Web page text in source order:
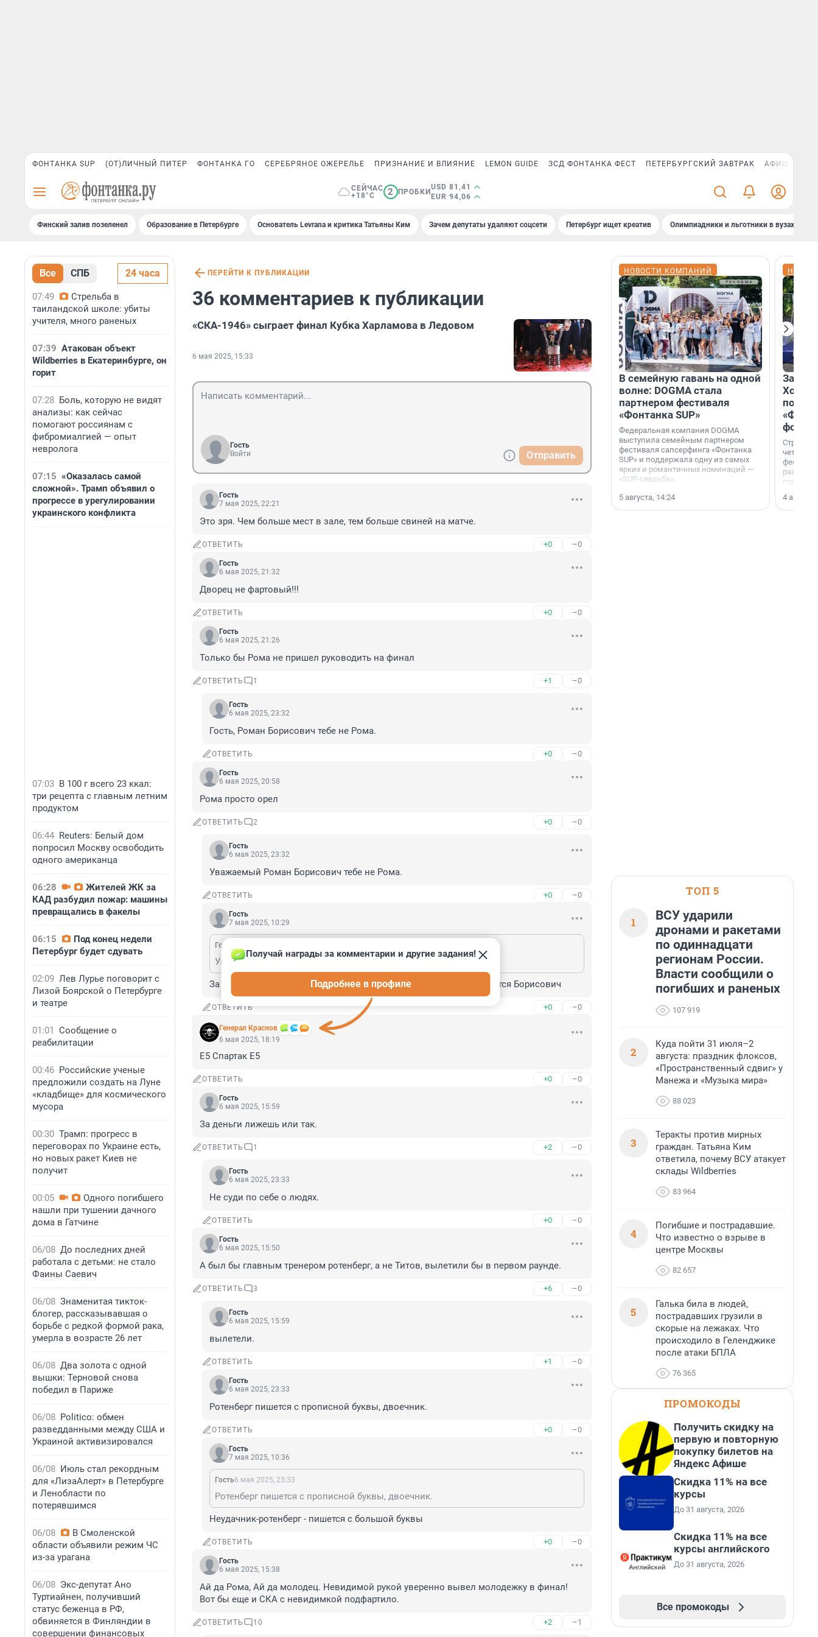
ФОНТАНКА SUP (ОТ)ЛИЧНЫЙ ПИТЕР ФОНТАНКА ГО СЕРЕБРЯНОЕ ОЖЕРЕЛЬЕ ПРИЗНАНИЕ И ВЛИЯНИЕ LEMON GUIDE ЗСД ФОНТАНКА ФЕСТ ПЕТЕРБУРГСКИЙ ЗАВТРАК АФИША PLUS
СЕЙЧАС
+18°C
2 ПРОБКИ
USD 81,41
EUR 94,06
Финский залив позеленел Образование в Петербурге Основатель Levrana и критика Татьяны Ким Зачем депутаты удаляют соцсети Петербург ищет креатив Олимпиадники и льготники в вузах СПб
Все СПБ 24 часа
07:49
Стрельба в
таиландской школе: убиты
учителя, много раненых
07:39 Атакован объект
Wildberries в Екатеринбурге, он
горит
07:28 Боль, которую не видят
анализы: как сейчас
помогают россиянам с
фибромиалгией — опыт
невролога
07:15 «Оказалась самой
сложной». Трамп объявил о
прогрессе в урегулировании
украинского конфликта
07:03 В 100 г всего 23 ккал:
три рецепта с главным летним
продуктом
06:44 Reuters: Белый дом
попросил Москву освободить
одного американца
06:28
Жителей ЖК за
КАД разбудил пожар: машины
превращались в факелы
06:15
Под конец недели
Петербург будет сдувать
02:09 Лев Лурье поговорит с
Лизой Боярской о Петербурге
и театре
01:01 Сообщение о
реабилитации
00:46 Российские ученые
предложили создать на Луне
«кладбище» для космического
мусора
00:30 Трамп: прогресс в
переговорах по Украине есть,
но новых ракет Киев не
получит
00:05
Одного погибшего
нашли при тушении дачного
дома в Гатчине
06/08 До последних дней
работала с детьми: не стало
Фаины Саевич
06/08 Знаменитая тикток-
блогер, рассказывавшая о
борьбе с редкой формой рака,
умерла в возрасте 26 лет
06/08 Два золота с одной
вышки: Терновой снова
победил в Париже
06/08 Politico: обмен
разведданными между США и
Украиной активизировался
06/08 Июль стал рекордным
для «ЛизаАлерт» в Петербурге
и Ленобласти по
потерявшимся
06/08
В Смоленской
области объявили режим ЧС
из-за урагана
06/08 Экс-депутат Ано
Туртиайнен, получивший
статус беженца в РФ,
обвиняется в Финляндии в
совершении финансовых
ПЕРЕЙТИ К ПУБЛИКАЦИИ
36 комментариев к публикации
«СКА-1946» сыграет финал Кубка Харламова в Ледовом
6 мая 2025, 15:33
Гость
Войти
Отправить
Гость
7 мая 2025, 22:21
Это зря. Чем больше мест в зале, тем больше свиней на матче.
ОТВЕТИТЬ +0 –0
Гость
6 мая 2025, 21:32
Дворец не фартовый!!!
ОТВЕТИТЬ +0 –0
Гость
6 мая 2025, 21:26
Только бы Рома не пришел руководить на финал
ОТВЕТИТЬ 1 +1 –0
Гость
6 мая 2025, 23:32
Гость, Роман Борисович тебе не Рома.
ОТВЕТИТЬ +0 –0
Гость
6 мая 2025, 20:58
Рома просто орел
ОТВЕТИТЬ 2 +0 –0
Гость
6 мая 2025, 23:32
Уважаемый Роман Борисович тебе не Рома.
ОТВЕТИТЬ +0 –0
Гость
7 мая 2025, 10:29
Гость
Уважаемый Роман Борисович тебе не Рома.
За месяц четыре раза отделаться - конечно уважаемый и разумеется Борисович
ОТВЕТИТЬ +0 –0
Генерал Краснов
Получай награды за комментарии и другие задания!
Подробнее в профиле
6 мая 2025, 18:19
Е5 Спартак Е5
ОТВЕТИТЬ +0 –0
Гость
6 мая 2025, 15:59
За деньги лижешь или так.
ОТВЕТИТЬ 1 +2 –0
Гость
6 мая 2025, 23:33
Не суди по себе о людях.
ОТВЕТИТЬ +0 –0
Гость
6 мая 2025, 15:50
А был бы главным тренером ротенберг, а не Титов, вылетили бы в первом раунде.
ОТВЕТИТЬ 3 +6 –0
Гость
6 мая 2025, 15:59
вылетели.
ОТВЕТИТЬ +1 –0
Гость
6 мая 2025, 23:33
Ротенберг пишется с прописной буквы, двоечник.
ОТВЕТИТЬ +0 –0
Гость
7 мая 2025, 10:36
Гость6 мая 2025, 23:33
Ротенберг пишется с прописной буквы, двоечник.
Неудачник-ротенберг - пишется с большой буквы
ОТВЕТИТЬ +0 –0
Гость
6 мая 2025, 15:38
Ай да Рома, Ай да молодец. Невидимой рукой уверенно вывел молодежку в финал!
Вот бы еще и СКА с невидимкой подфартило.
ОТВЕТИТЬ 10 +2 –1
НОВОСТИ КОМПАНИЙ
В семейную гавань на одной
волне: DOGMA стала
партнером фестиваля
«Фонтанка SUP»
Федеральная компания DOGMA
выступила семейным партнером
фестиваля сапсерфинга «Фонтанка
SUP» и поддержала одну из самых
ярких и романтичных номинаций —
«SUP-свадьба».
5 августа, 14:24
раз
4
ТОП 5
1
ВСУ ударили
дронами и ракетами
по одиннадцати
регионам России.
Власти сообщили о
погибших и раненых
107 919
2
Куда пойти 31 июля–2
августа: праздник флоксов,
«Пространственный сдвиг» у
Манежа и «Музыка мира»
88 023
3
Теракты против мирных
граждан. Татьяна Ким
ответила, почему ВСУ атакует
склады Wildberries
83 964
4
Погибшие и пострадавшие.
Что известно о взрыве в
центре Москвы
82 657
5
Галька била в людей,
пострадавших грузили в
скорые на лежаках. Что
происходило в Геленджике
после атаки БПЛА
76 365
ПРОМОКОДЫ
Получить скидку на
первую и повторную
покупку билетов на
Яндекс Афише
Скидка 11% на все
курсы
До 31 августа, 2026
Скидка 11% на все
курсы английского
До 31 августа, 2026
Все промокоды